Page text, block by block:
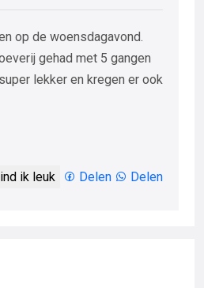
op de woensdagavond.
gehad met 5 gangen
lekker en kregen er ook
ik leuk Delen Delen